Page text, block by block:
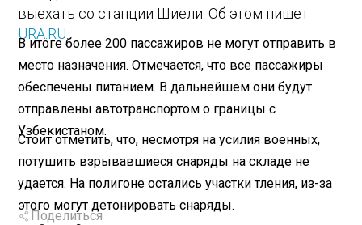
выехать со станции Шиели. Об этом пишет
URA.RU
В итоге более 200 пассажиров не могут отправить в
место назначения. Отмечается, что все пассажиры
обеспечены питанием. В дальнейшем они будут
отправлены автотранспортом о границы с
Узбекистаном.
Стоит отметить, что, несмотря на усилия военных,
потушить взрывавшиеся снаряды на складе не
удается. На полигоне остались участки тления, из-за
этого могут детонировать снаряды.
Поделиться